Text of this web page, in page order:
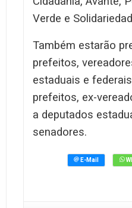
Verde e
Também estarão
prefeitos,
estaduais e
prefeitos, ex-
a deputados
senadores.